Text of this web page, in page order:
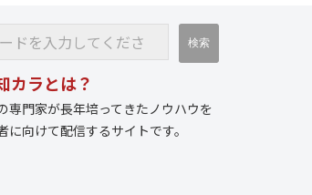
カラとは？
専門家が長年培ってきたノウハウを
に向けて配信するサイトです。